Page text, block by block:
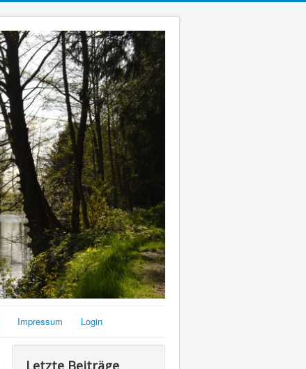
Impressum Login
Letzte Beiträge